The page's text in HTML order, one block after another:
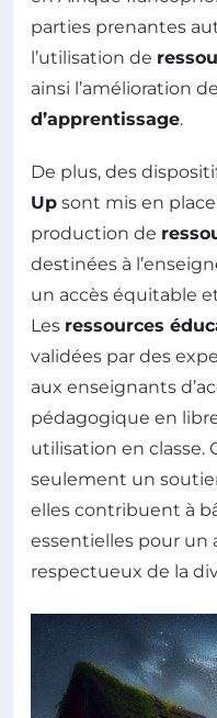
parties prenantes
l’utilisation de
ainsi l’amélioration
d’apprentissage.
De plus, des
Up sont mis en
production de
destinées à
un accès équitable
Les ressources
validées par des
aux enseignants
pédagogique en
utilisation en classe.
seulement un
elles contribuent à
essentielles pour un
respectueux de la